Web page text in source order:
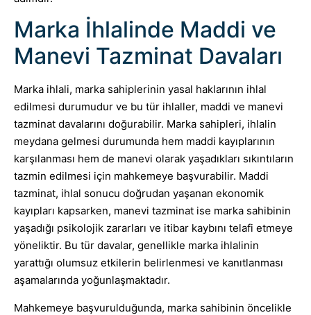
Marka İhlalinde Maddi ve
Manevi Tazminat Davaları
Marka ihlali, marka sahiplerinin yasal haklarının ihlal
edilmesi durumudur ve bu tür ihlaller, maddi ve manevi
tazminat davalarını doğurabilir. Marka sahipleri, ihlalin
meydana gelmesi durumunda hem maddi kayıplarının
karşılanması hem de manevi olarak yaşadıkları sıkıntıların
tazmin edilmesi için mahkemeye başvurabilir. Maddi
tazminat, ihlal sonucu doğrudan yaşanan ekonomik
kayıpları kapsarken, manevi tazminat ise marka sahibinin
yaşadığı psikolojik zararları ve itibar kaybını telafi etmeye
yöneliktir. Bu tür davalar, genellikle marka ihlalinin
yarattığı olumsuz etkilerin belirlenmesi ve kanıtlanması
aşamalarında yoğunlaşmaktadır.
Mahkemeye başvurulduğunda, marka sahibinin öncelikle